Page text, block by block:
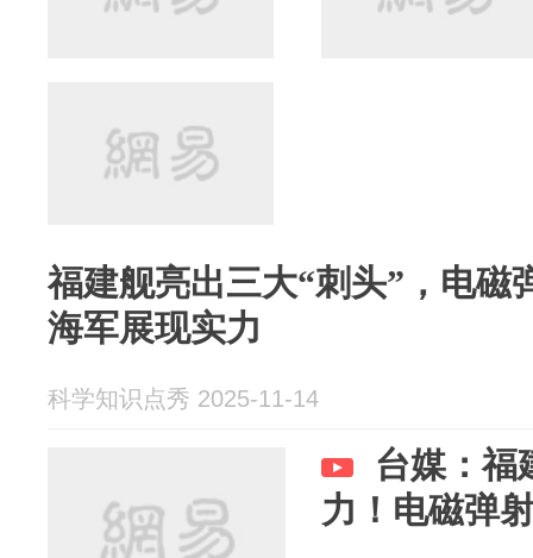
福建舰亮出三大“刺头”，电磁
海军展现实力
科学知识点秀 2025-11-14
台媒：福
力！电磁弹